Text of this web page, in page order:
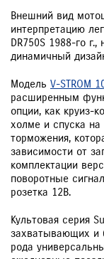
Внешний вид
интерпретацию
DR750S 1988-го
динамичный
Модель V-STROM
расширенным
опции, как круиз-
холме и спуска на
торможения,
зависимости от
комплектации
поворотные
розетка 12В.
Культовая серия
захватывающих и
рода